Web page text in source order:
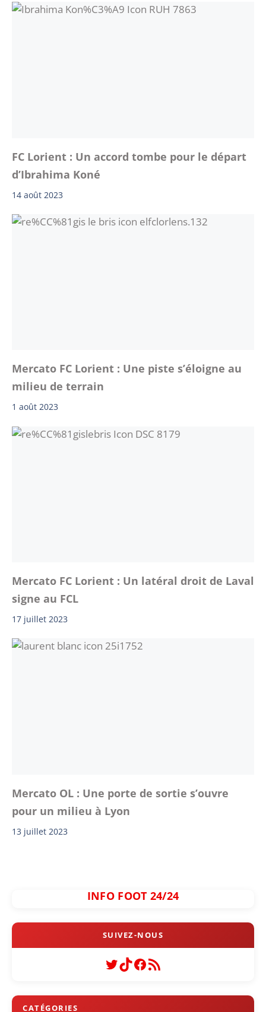
FC Lorient : Un accord tombe pour le départ
d’Ibrahima Koné
14 août 2023
Mercato FC Lorient : Une piste s’éloigne au
milieu de terrain
1 août 2023
Mercato FC Lorient : Un latéral droit de Laval
signe au FCL
17 juillet 2023
Mercato OL : Une porte de sortie s’ouvre
pour un milieu à Lyon
13 juillet 2023
INFO FOOT 24/24
Twitter
TikTok
Facebook
Flux RSS